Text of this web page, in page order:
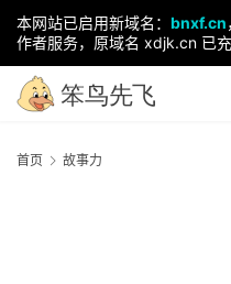
本网站已启用新域名： bnxf.cn
作者服务，原域名 xdjk.cn 已充
首页 故事力